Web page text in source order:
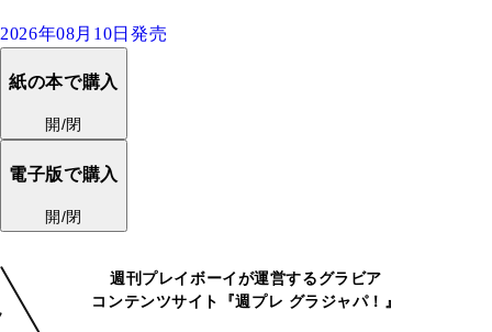
2026年08月10日発売
紙の本で購入
開/閉
電子版で購入
開/閉
週刊プレイボーイが運営するグラビア
コンテンツサイト『週プレ グラジャパ！』